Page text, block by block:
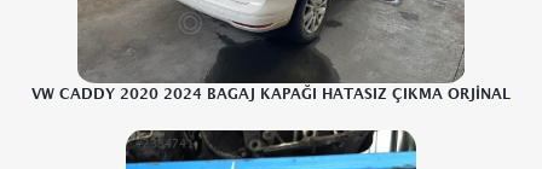
VW CADDY 2020 2024 BAGAJ KAPAĞI HATASIZ ÇIKMA ORJİNAL